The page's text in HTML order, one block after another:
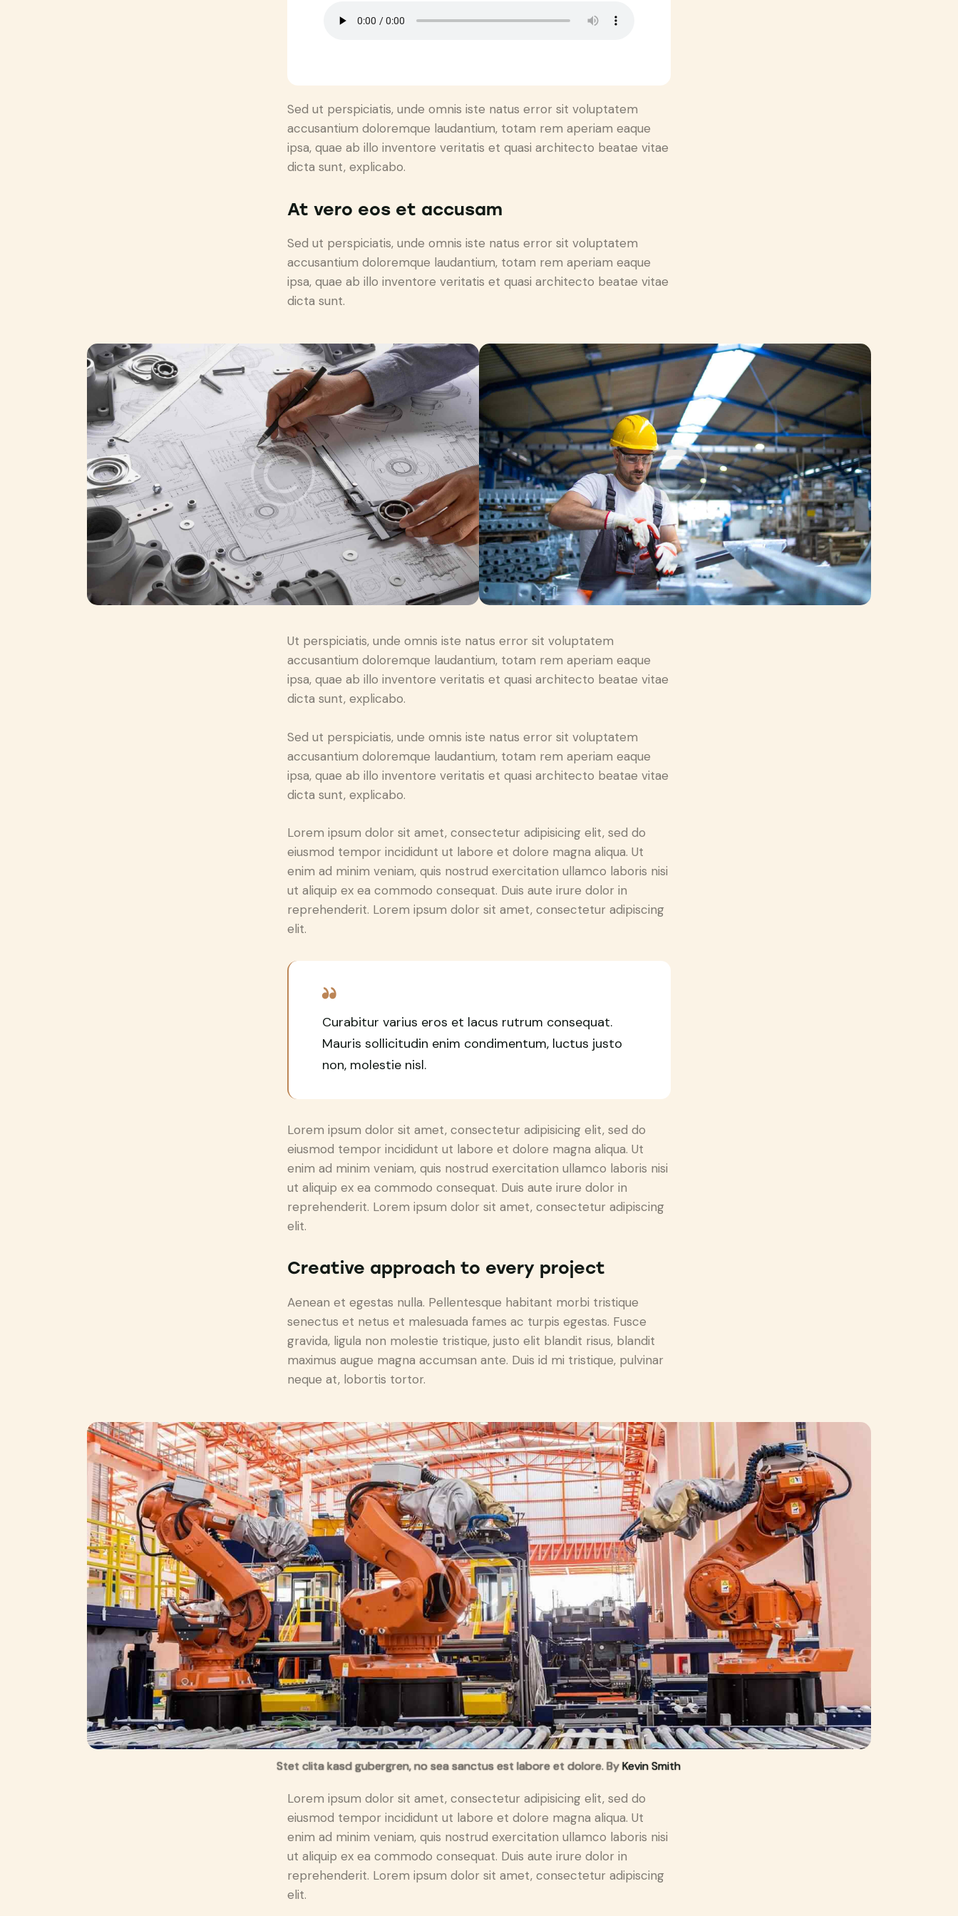
Sed ut perspiciatis, unde omnis iste natus error sit voluptatem
accusantium doloremque laudantium, totam rem aperiam eaque
ipsa, quae ab illo inventore veritatis et quasi architecto beatae vitae
dicta sunt, explicabo.
At vero eos et accusam
Sed ut perspiciatis, unde omnis iste natus error sit voluptatem
accusantium doloremque laudantium, totam rem aperiam eaque
ipsa, quae ab illo inventore veritatis et quasi architecto beatae vitae
dicta sunt.
Ut perspiciatis, unde omnis iste natus error sit voluptatem
accusantium doloremque laudantium, totam rem aperiam eaque
ipsa, quae ab illo inventore veritatis et quasi architecto beatae vitae
dicta sunt, explicabo.
Sed ut perspiciatis, unde omnis iste natus error sit voluptatem
accusantium doloremque laudantium, totam rem aperiam eaque
ipsa, quae ab illo inventore veritatis et quasi architecto beatae vitae
dicta sunt, explicabo.
Lorem ipsum dolor sit amet, consectetur adipisicing elit, sed do
eiusmod tempor incididunt ut labore et dolore magna aliqua. Ut
enim ad minim veniam, quis nostrud exercitation ullamco laboris nisi
ut aliquip ex ea commodo consequat. Duis aute irure dolor in
reprehenderit. Lorem ipsum dolor sit amet, consectetur adipiscing
elit.
Curabitur varius eros et lacus rutrum consequat.
Mauris sollicitudin enim condimentum, luctus justo
non, molestie nisl.
Lorem ipsum dolor sit amet, consectetur adipisicing elit, sed do
eiusmod tempor incididunt ut labore et dolore magna aliqua. Ut
enim ad minim veniam, quis nostrud exercitation ullamco laboris nisi
ut aliquip ex ea commodo consequat. Duis aute irure dolor in
reprehenderit. Lorem ipsum dolor sit amet, consectetur adipiscing
elit.
Creative approach to every project
Aenean et egestas nulla. Pellentesque habitant morbi tristique
senectus et netus et malesuada fames ac turpis egestas. Fusce
gravida, ligula non molestie tristique, justo elit blandit risus, blandit
maximus augue magna accumsan ante. Duis id mi tristique, pulvinar
neque at, lobortis tortor.
Stet clita kasd gubergren, no sea sanctus est labore et dolore. ByKevin Smith
Lorem ipsum dolor sit amet, consectetur adipisicing elit, sed do
eiusmod tempor incididunt ut labore et dolore magna aliqua. Ut
enim ad minim veniam, quis nostrud exercitation ullamco laboris nisi
ut aliquip ex ea commodo consequat. Duis aute irure dolor in
reprehenderit. Lorem ipsum dolor sit amet, consectetur adipiscing
elit.